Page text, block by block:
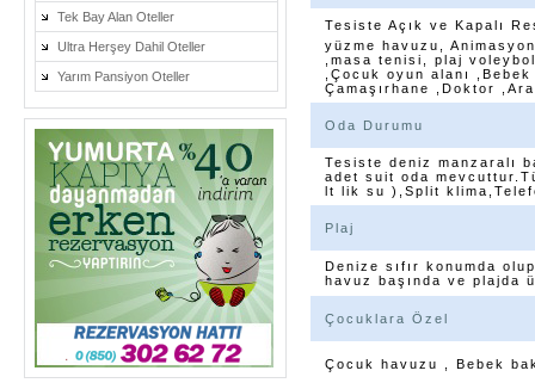
Tek Bay Alan Oteller
Ultra Herşey Dahil Oteller
Yarım Pansiyon Oteller
Tesiste Açık ve Kapalı
yüzme havuzu,
,masa tenisi, plaj
,Çocuk oyun alanı
Çamaşırhane ,Doktor
Oda Durumu
Tesiste deniz manzaralı
adet suit oda
lt lik su ),Split
Plaj
Denize sıfır konumda
havuz başında ve plajda
Çocuklara Özel
Çocuk havuzu , Bebek